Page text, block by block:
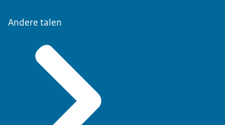
Andere talen